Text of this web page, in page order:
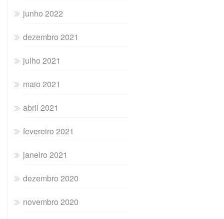
junho 2022
dezembro 2021
julho 2021
maio 2021
abril 2021
fevereiro 2021
janeiro 2021
dezembro 2020
novembro 2020